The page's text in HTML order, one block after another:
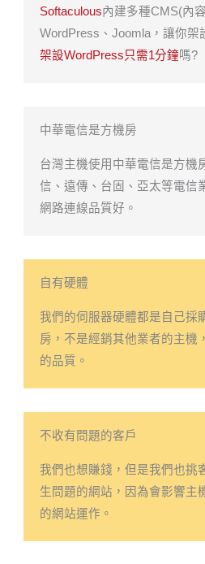
Softaculous內建多種CMS(內
WordPress、Joomla，讓你架
架設WordPress只需1分鐘嗎?
中華電信是方機房
台灣主機使用中華電信是方機
信、遠傳、台固、亞太等電信
網路連線品質好。
自有硬體
我們的伺服器硬體都是自己採
房，不是經銷其他業者的主機
的品質。
不收有問題的客戶
我們也想賺錢，但是我們也挑
生問題的網站，因為會影響主
的網站運作。​